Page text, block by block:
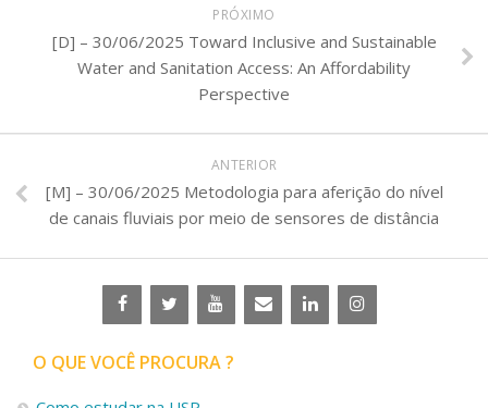
PRÓXIMO
[D] – 30/06/2025 Toward Inclusive and Sustainable
Water and Sanitation Access: An Affordability
Perspective
ANTERIOR
[M] – 30/06/2025 Metodologia para aferição do nível
de canais fluviais por meio de sensores de distância
O QUE VOCÊ PROCURA ?